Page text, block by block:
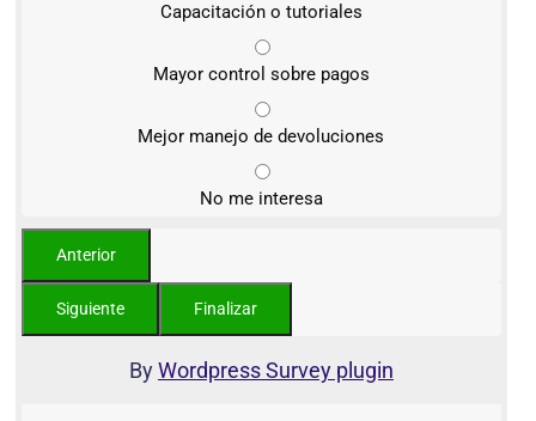
Capacitación o tutoriales
Mayor control sobre pagos
Mejor manejo de devoluciones
No me interesa
ByWordpress Survey plugin